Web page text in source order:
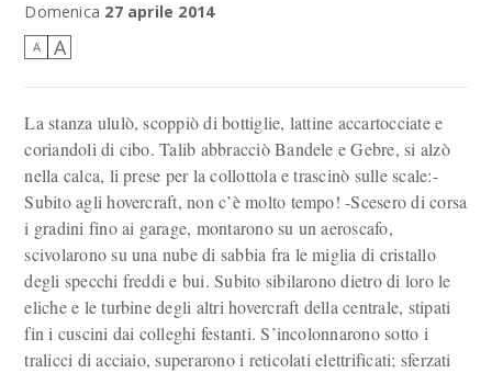
Domenica 27 aprile 2014
A A
La stanza ululò, scoppiò di bottiglie, lattine accartocciate e
coriandoli di cibo. Talib abbracciò Bandele e Gebre, si alzò
nella calca, li prese per la collottola e trascinò sulle scale:-
Subito agli hovercraft, non c’è molto tempo! -Scesero di corsa
i gradini fino ai garage, montarono su un aeroscafo,
scivolarono su una nube di sabbia fra le miglia di cristallo
degli specchi freddi e bui. Subito sibilarono dietro di loro le
eliche e le turbine degli altri hovercraft della centrale, stipati
fin i cuscini dai colleghi festanti. S’incolonnarono sotto i
tralicci di acciaio, superarono i reticolati elettrificati; sferzati